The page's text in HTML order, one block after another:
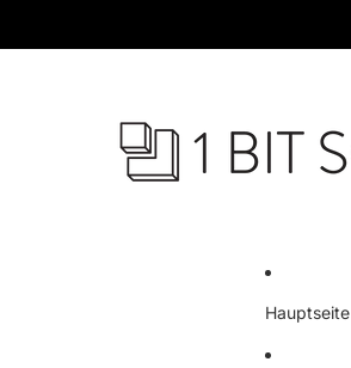
Hauptseite